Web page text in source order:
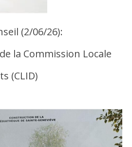
(2/06/26):
la Commission Locale
(CLID)